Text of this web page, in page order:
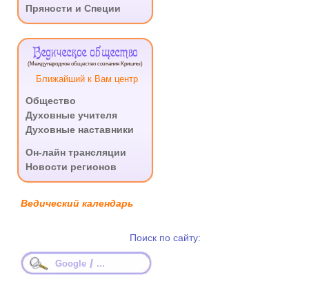
Пряности и Специи
Ведическое общество
(Международное общество сознания Кришны)
Ближайший к Вам центр
Общество
Духовные учителя
Духовные наставники
Он-лайн трансляции
Новости регионов
Ведический календарь
Поиск по сайту:
Google / ...